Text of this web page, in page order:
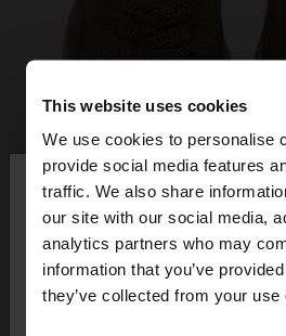
This website uses cookies
We use cookies to personalise
provide social media features
traffic. We also share
our site with our social media,
analytics partners who may
information that you’ve
they’ve collected from your
bună ziua
Accesați site-ul din Romania.
site-ul nostru din United